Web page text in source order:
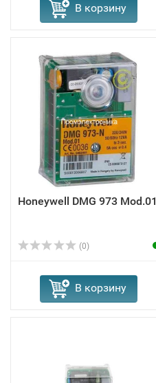
В корзину
Honeywell DMG 973 Mod.01
(0)
В корзину